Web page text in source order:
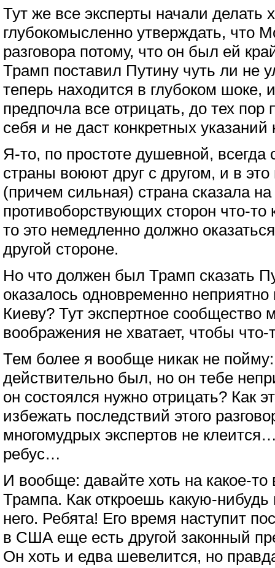
Тут же все эксперты начали делать
глубокомысленно утверждать, что
разговора потому, что он был ей
Трамп поставил Путину чуть ли не
теперь находится в глубоком шоке,
предпочла все отрицать, до тех
себя и не даст конкретных указаний
Я-то, по простоте душевной, всегда
страны воюют друг с другом, и в это
(причем сильная) страна сказала
противоборствующих сторон что-то
то это немедленно должно
другой стороне.
Но что должен был Трамп сказать
оказалось одновременно неприятно
Киеву? Тут экспертное сообщество
воображения не хватает, чтобы что-
Тем более я вообще никак не
действительно был, но он тебе
он состоялся нужно отрицать? Как
избежать последствий этого
многомудрых экспертов не
ребус…
И вообще: давайте хоть на какое-
Трампа. Как откроешь какую-нибудь
него. Ребята! Его время наступит
в США еще есть другой законный
Он хоть и едва шевелится, но